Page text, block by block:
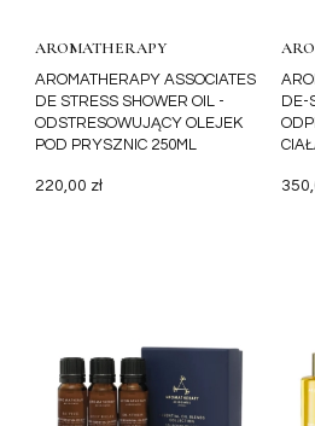
AROMATHERAPY ASSOCIATES
DE STRESS SHOWER OIL -
ODSTRESOWUJĄCY OLEJEK
POD PRYSZNIC 250ML
AROMATHERAPY
ASSOCIATES
220,00 zł
DE-